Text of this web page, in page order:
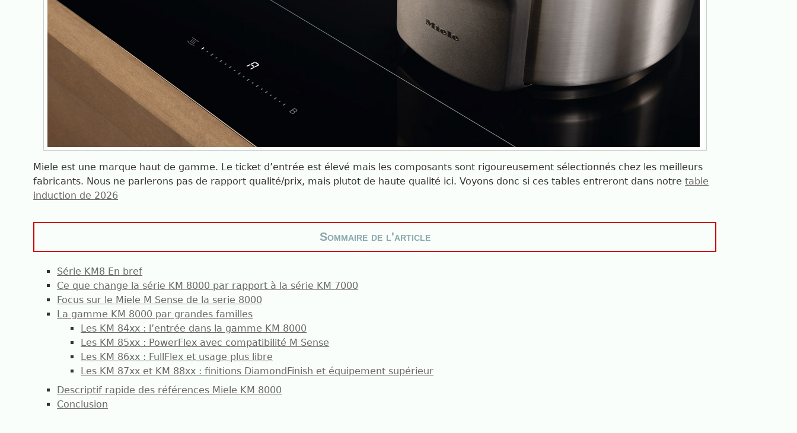
Miele est une marque haut de gamme. Le ticket d’entrée est élevé mais les composants sont rigoureusement sélectionnés chez les meilleurs
fabricants. Nous ne parlerons pas de rapport qualité/prix, mais plutot de haute qualité ici. Voyons donc si ces tables entreront dans notretable
induction de 2026
Sommaire de l'article
Série KM8 En bref
Ce que change la série KM 8000 par rapport à la série KM 7000
Focus sur le Miele M Sense de la serie 8000
La gamme KM 8000 par grandes familles
Les KM 84xx : l’entrée dans la gamme KM 8000
Les KM 85xx : PowerFlex avec compatibilité M Sense
Les KM 86xx : FullFlex et usage plus libre
Les KM 87xx et KM 88xx : finitions DiamondFinish et équipement supérieur
Descriptif rapide des références Miele KM 8000
Conclusion